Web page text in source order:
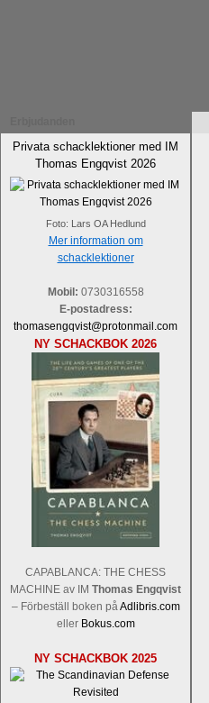
Privata schacklektioner med IM
Thomas Engqvist 2026
Foto: Lars OA Hedlund
Mer information om
schacklektioner
Mobil: 0730316558
E-postadress:
thomasengqvist@protonmail.com
NY SCHACKBOK 2026
CAPABLANCA: THE CHESS
MACHINE av IM Thomas Engqvist
– Förbeställ boken påAdlibris.com
eller Bokus.com
NY SCHACKBOK 2025